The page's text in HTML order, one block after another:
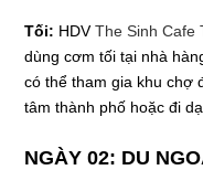
Tối: HDVThe Sinh Cafe
dùng cơm tối tại nhà
có thể tham gia khu chợ
tâm thành phố hoặc đi
NGÀY 02: DU